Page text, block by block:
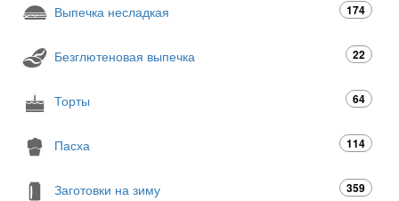
Выпечка несладкая 174
Безглютеновая выпечка 22
Торты 64
Пасха 114
Заготовки на зиму 359